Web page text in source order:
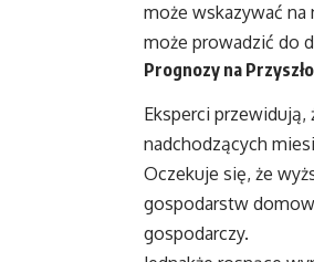
może wskazywać
może prowadzić do
Prognozy na
Eksperci
nadchodzących
Oczekuje się, że
gospodarstw
gospodarczy.